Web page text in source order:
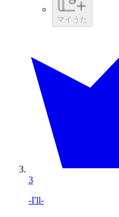
マイうた
3
-I'll-